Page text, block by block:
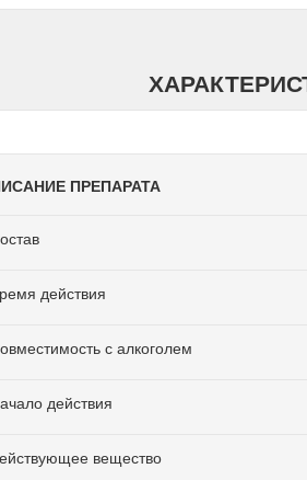
ПРЕПАРАТА
действия
с алкоголем
действия
вещество